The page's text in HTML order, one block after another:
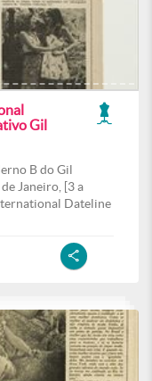
Gil
B do Gil
Janeiro, [3 a
Dateline